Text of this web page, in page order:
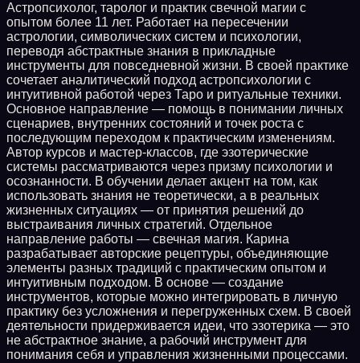
Астропсихолог, таролог и практик свечной магии с
опытом более 11 лет. Работает на пересечении
астрологии, символических систем и психологии,
переводя абстрактные знания в прикладные
инструменты для повседневной жизни. В своей практике
сочетает аналитический подход астропсихологии с
интуитивной работой через Таро и ритуальные техники.
Основное направление — помощь в понимании личных
сценариев, внутренних состояний и точек роста с
последующим переходом к практическим изменениям.
Автор курсов и мастер-классов, где эзотерические
системы рассматриваются через призму психологии и
осознанности. В обучении делает акцент на том, как
использовать знания не теоретически, а в реальных
жизненных ситуациях — от принятия решений до
выстраивания личных стратегий. Отдельное
направление работы — свечная магия. Карина
разрабатывает авторские рецептуры, объединяющие
элементы разных традиций с практическим опытом и
интуитивным подходом. В основе — создание
инструментов, которые можно интегрировать в личную
практику без усложнения и перегруженных схем. В своей
деятельности придерживается идеи, что эзотерика — это
не абстрактное знание, а рабочий инструмент для
понимания себя и управления жизненными процессами.